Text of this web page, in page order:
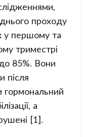
проходу
у першому та
триместрі
85%. Вони
після
гормональний
а
[1].